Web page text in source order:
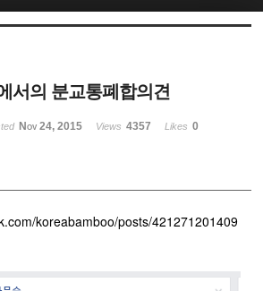
서의 분교통폐합의견
Nov 24, 2015 Views 4357 Likes 0
koreabamboo/posts/421271201409
스케치북5
스케치북5